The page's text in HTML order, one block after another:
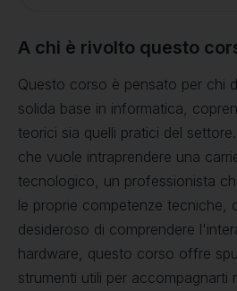
A chi è rivolto questo
Questo corso è pensato per chi
solida base in informatica,
teorici sia quelli pratici del
che vuole intraprendere una
tecnologico, un professionista
le proprie competenze tecniche,
desideroso di comprendere
hardware, questo corso offre
strumenti utili per accompagnarti